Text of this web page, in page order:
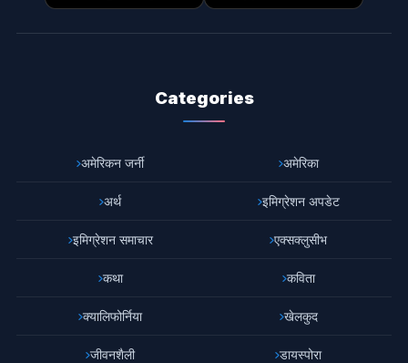
Categories
अमेरिकन जर्नी अमेरिका
अर्थ इमिग्रेशन अपडेट
इमिग्रेशन समाचार एक्सक्लुसीभ
कथा कविता
क्यालिफोर्निया खेलकुद
जीवनशैली डायस्पोरा